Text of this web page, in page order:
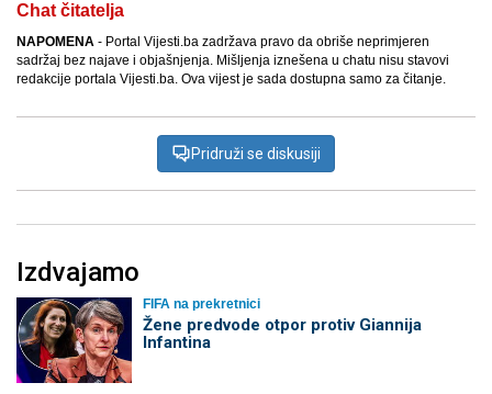
Chat čitatelja
NAPOMENA - Portal Vijesti.ba zadržava pravo da obriše neprimjeren
sadržaj bez najave i objašnjenja. Mišljenja iznešena u chatu nisu stavovi
redakcije portala Vijesti.ba. Ova vijest je sada dostupna samo za čitanje.
Pridruži se diskusiji
Izdvajamo
FIFA na prekretnici
Žene predvode otpor protiv Giannija
Infantina